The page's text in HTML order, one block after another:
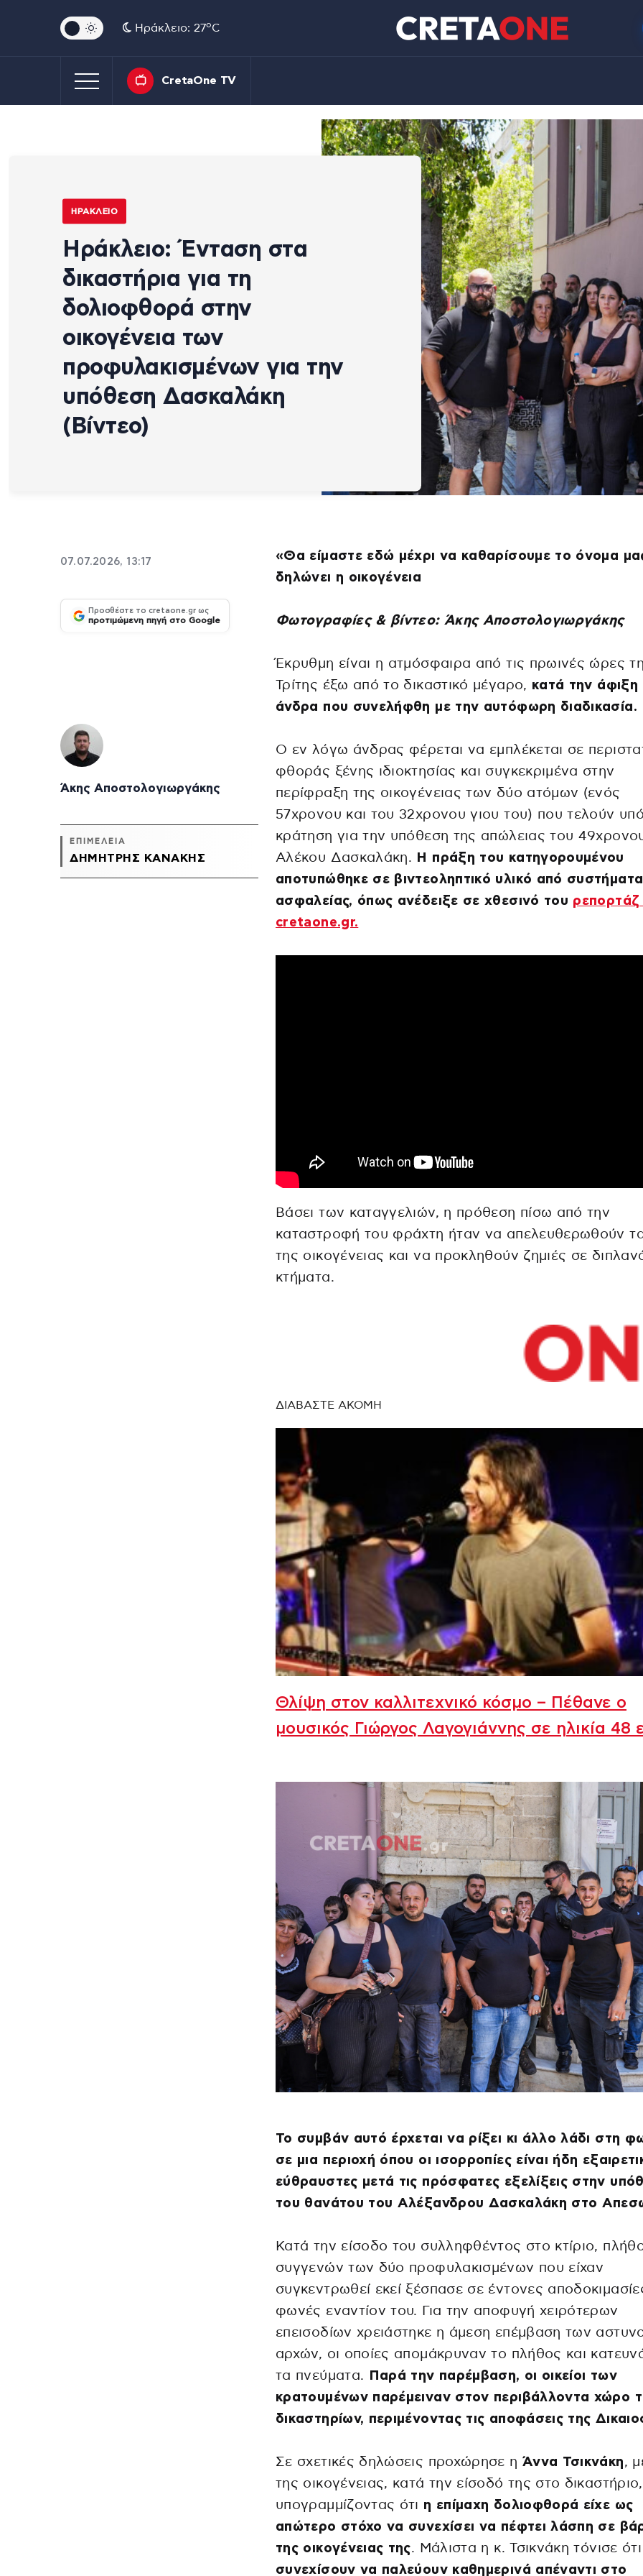
Ηράκλειο: 27oC
CretaOne TV
ΗΡΆΚΛΕΙΟ
Ηράκλειο: Ένταση στα
δικαστήρια για τη
δολιοφθορά στην
οικογένεια των
προφυλακισμένων για την
υπόθεση Δασκαλάκη
(Βίντεο)
07.07.2026, 13:17
Προσθέστε το cretaone.gr ως
προτιμώμενη πηγή στο Google
Άκης Αποστολογιωργάκης
ΕΠΙΜΕΛΕΙΑ
ΔΗΜΉΤΡΗΣ ΚΑΝΆΚΗΣ
«Θα είμαστε εδώ μέχρι να καθαρίσουμε το όνομα
δηλώνει η οικογένεια
Φωτογραφίες & βίντεο: Άκης Αποστολογιωργάκης
Έκρυθμη είναι η ατμόσφαιρα από τις πρωινές ώρες
Τρίτης έξω από το δικαστικό μέγαρο, κατά την άφιξη
άνδρα που συνελήφθη με την αυτόφωρη διαδικασία.
Ο εν λόγω άνδρας φέρεται να εμπλέκεται σε
φθοράς ξένης ιδιοκτησίας και συγκεκριμένα στην
περίφραξη της οικογένειας των δύο ατόμων (ενός
57χρονου και του 32χρονου γιου του) που τελούν
κράτηση για την υπόθεση της απώλειας του
Αλέκου Δασκαλάκη. Η πράξη του κατηγορουμένου
αποτυπώθηκε σε βιντεοληπτικό υλικό από συστήματα
ασφαλείας, όπως ανέδειξε σε χθεσινό του ρεπορτάζ
cretaone.gr.
Βάσει των καταγγελιών, η πρόθεση πίσω από την
καταστροφή του φράχτη ήταν να απελευθερωθούν
της οικογένειας και να προκληθούν ζημιές σε
κτήματα.
ΔΙΑΒΑΣΤΕ ΑΚΟΜΗ
Θλίψη στον καλλιτεχνικό κόσμο – Πέθανε ο
μουσικός Γιώργος Λαγογιάννης σε ηλικία 48
Το συμβάν αυτό έρχεται να ρίξει κι άλλο λάδι στη
σε μια περιοχή όπου οι ισορροπίες είναι ήδη
εύθραυστες μετά τις πρόσφατες εξελίξεις στην
του θανάτου του Αλέξανδρου Δασκαλάκη στο
Κατά την είσοδο του συλληφθέντος στο κτίριο,
συγγενών των δύο προφυλακισμένων που είχαν
συγκεντρωθεί εκεί ξέσπασε σε έντονες
φωνές εναντίον του. Για την αποφυγή χειρότερων
επεισοδίων χρειάστηκε η άμεση επέμβαση των
αρχών, οι οποίες απομάκρυναν το πλήθος και
τα πνεύματα.
Παρά την παρέμβαση, οι οικείοι των
κρατουμένων παρέμειναν στον περιβάλλοντα χώρο
δικαστηρίων, περιμένοντας τις αποφάσεις της
Σε σχετικές δηλώσεις προχώρησε η Άννα Τσικνάκη,
της οικογένειας, κατά την είσοδό της στο δικαστήριο,
υπογραμμίζοντας ότι η επίμαχη δολιοφθορά είχε ως
απώτερο στόχο να συνεχίσει να πέφτει λάσπη σε
της οικογένειας της. Μάλιστα η κ. Τσικνάκη τόνισε ότι
συνεχίσουν να παλεύουν καθημερινά απέναντι στο